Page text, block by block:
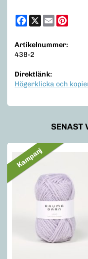
Facebook
X Email
Artikelnummer:
438-2
Direktlänk:
Högerklicka och
SENAST
Kampanj